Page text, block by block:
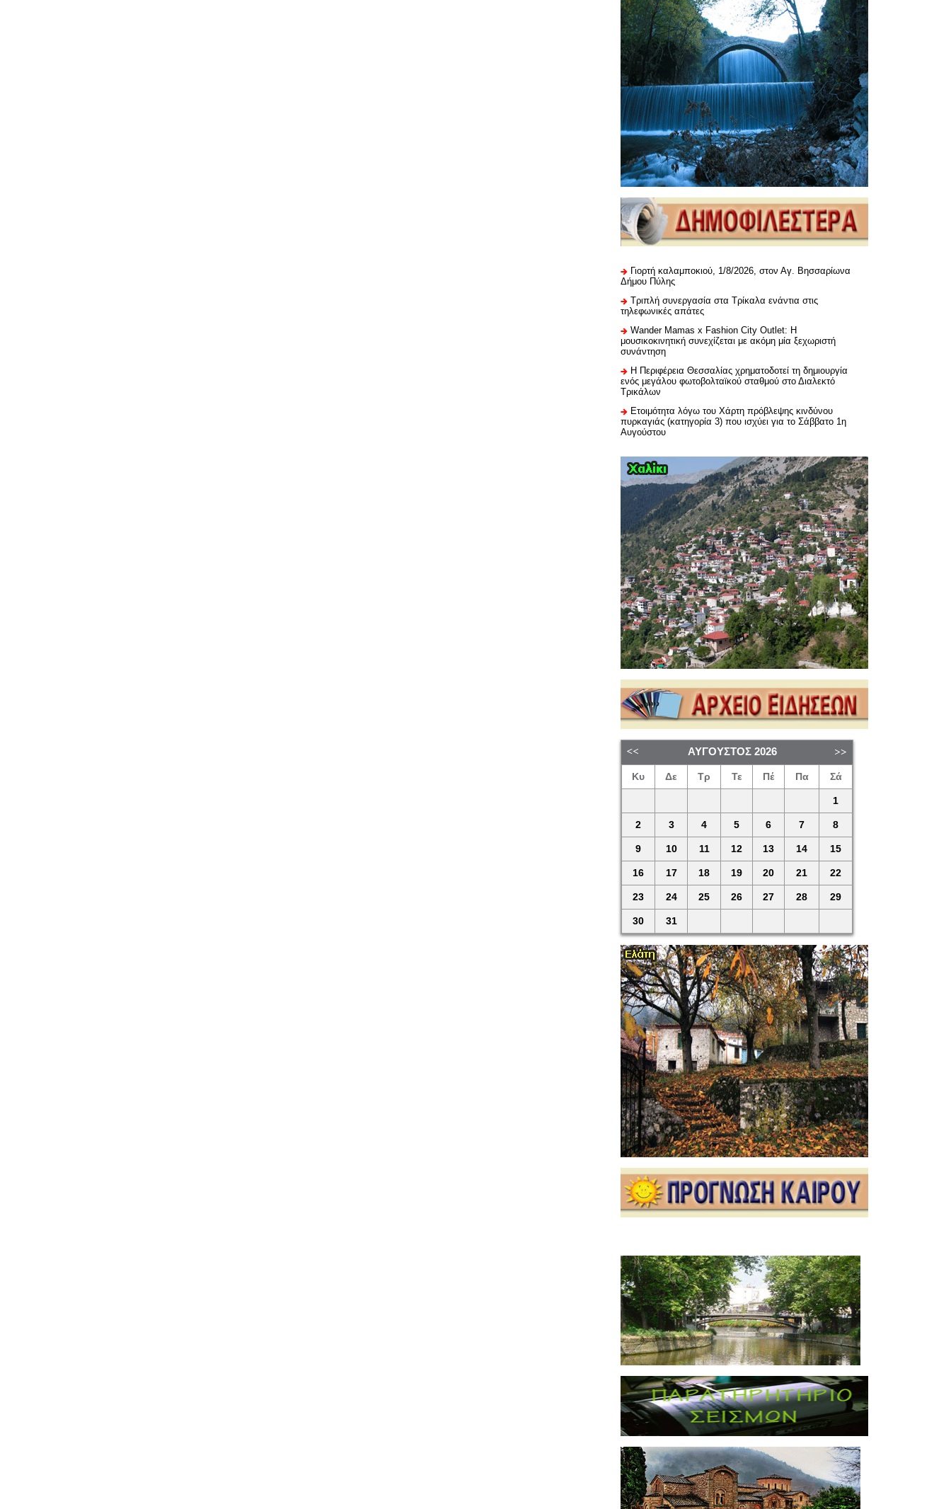
Γιορτή καλαμποκιού, 1/8/2026, στον Αγ. Βησσαρίωνα
Δήμου Πύλης
Τριπλή συνεργασία στα Τρίκαλα ενάντια στις
τηλεφωνικές απάτες
Wander Mamas x Fashion City Outlet: Η
μουσικοκινητική συνεχίζεται με ακόμη μία ξεχωριστή
συνάντηση
H Περιφέρεια Θεσσαλίας χρηματοδοτεί τη δημιουργία
ενός μεγάλου φωτοβολταϊκού σταθμού στο Διαλεκτό
Τρικάλων
Ετοιμότητα λόγω του Χάρτη πρόβλεψης κινδύνου
πυρκαγιάς (κατηγορία 3) που ισχύει για το Σάββατο 1η
Αυγούστου
ΑΎΓΟΥΣΤΟΣ 2026
Κυ Δε Τρ Τε Πέ Πα Σά
1
2 3 4 5 6 7 8
9 10 11 12 13 14 15
16 17 18 19 20 21 22
23 24 25 26 27 28 29
30 31